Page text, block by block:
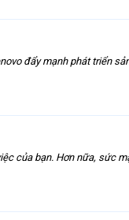
đẩy mạnh phát triển
của bạn. Hơn nữa, sức